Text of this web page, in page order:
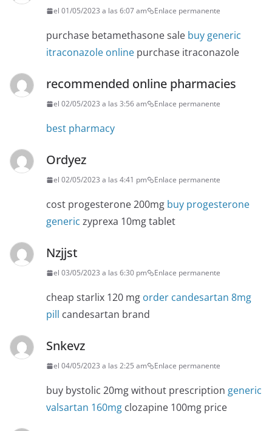
el 01/05/2023 a las 6:07 am Enlace permanente
purchase betamethasone sale buy generic
itraconazole online purchase itraconazole
recommended online pharmacies
el 02/05/2023 a las 3:56 am Enlace permanente
best pharmacy
Ordyez
el 02/05/2023 a las 4:41 pm Enlace permanente
cost progesterone 200mg buy progesterone
generic zyprexa 10mg tablet
Nzjjst
el 03/05/2023 a las 6:30 pm Enlace permanente
cheap starlix 120 mg order candesartan 8mg
pill candesartan brand
Snkevz
el 04/05/2023 a las 2:25 am Enlace permanente
buy bystolic 20mg without prescription generic
valsartan 160mg clozapine 100mg price